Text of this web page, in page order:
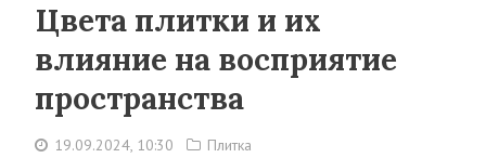
Цвета плитки и их
влияние на восприятие
пространства
19.09.2024, 10:30 Плитка